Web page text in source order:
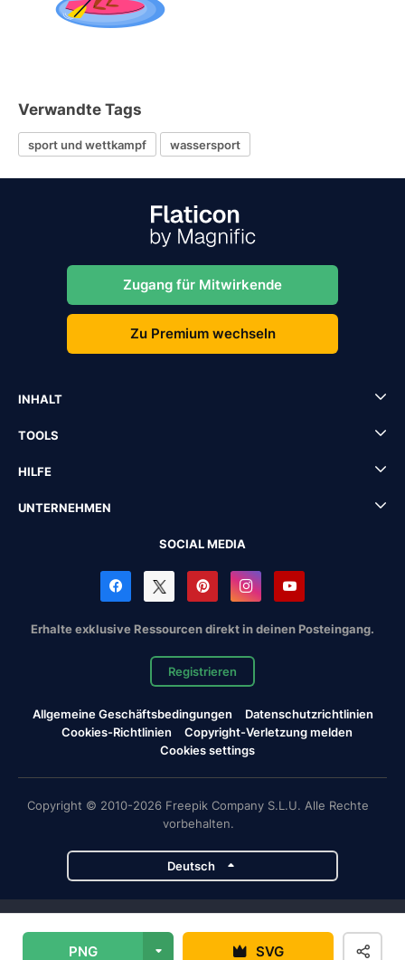
PNG SVG
Verwandte Tags
sport und wettkampf wassersport
Zugang für Mitwirkende
Zu Premium wechseln
INHALT
TOOLS
HILFE
UNTERNEHMEN
SOCIAL MEDIA
Erhalte exklusive Ressourcen direkt in deinen Posteingang.
Registrieren
Allgemeine Geschäftsbedingungen
Datenschutzrichtlinien
Cookies-Richtlinien
Copyright-Verletzung melden
Cookies settings
Copyright © 2010-2026 Freepik Company S.L.U. Alle Rechte
vorbehalten.
Deutsch